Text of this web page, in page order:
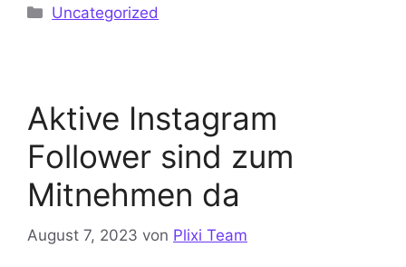
Kategorien
Uncategorized
Aktive Instagram
Follower sind zum
Mitnehmen da
August 7, 2023 von Plixi Team